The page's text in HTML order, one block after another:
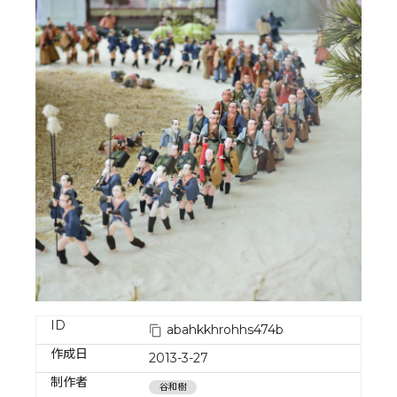
ID
abahkkhrohhs474b
作成日
2013-3-27
制作者
谷和樹